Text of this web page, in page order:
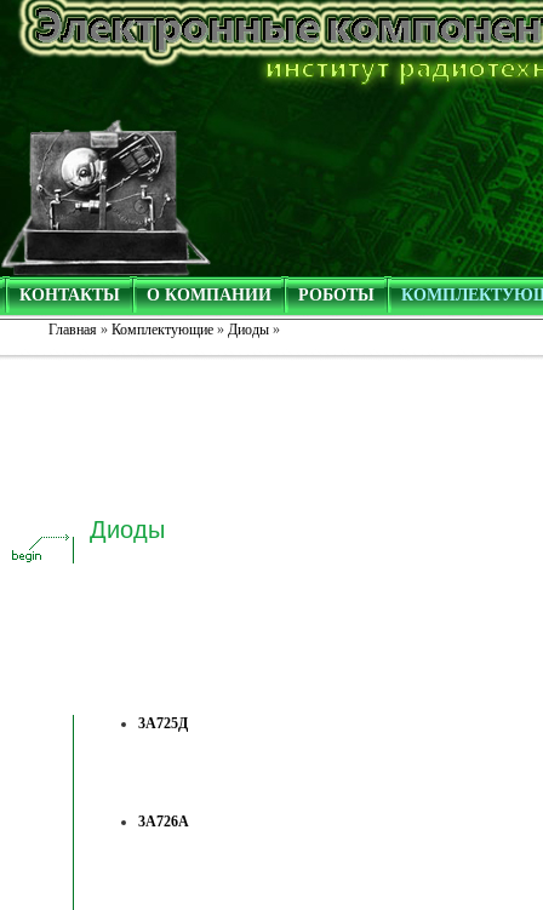
КОНТАКТЫ О КОМПАНИИ РОБОТЫ
Главная » Комплектующие » Диоды »
Диоды
3А725Д
3А726А